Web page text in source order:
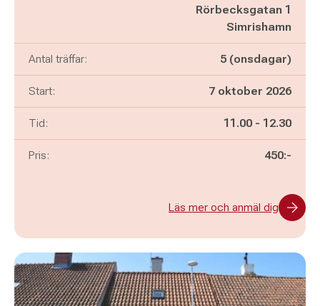
Rörbecksgatan 1
Simrishamn
Antal träffar: 5 (onsdagar)
Start: 7 oktober 2026
Tid: Pågår mellan
11.00 - och
12.30
Pris: 450:-
Läs mer och anmäl dig